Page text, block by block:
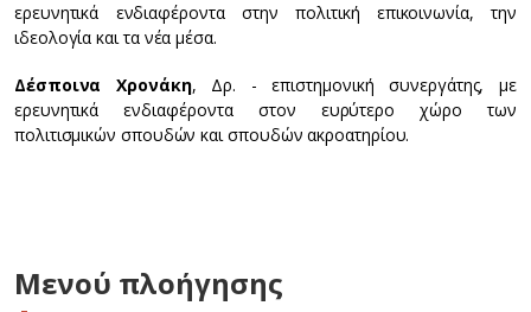
ερευνητικά ενδιαφέροντα στην πολιτική επικοινωνία, την
ιδεολογία και τα νέα μέσα.
Δέσποινα Χρονάκη, Δρ. - επιστημονική συνεργάτης, με
ερευνητικά ενδιαφέροντα στον ευρύτερο χώρο των
πολιτισμικών σπουδών και σπουδών ακροατηρίου.
Μενού πλοήγησης